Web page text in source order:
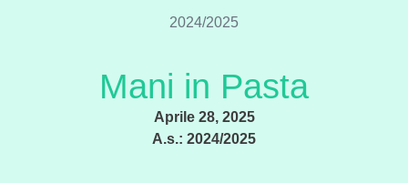
2024/2025
Mani in Pasta
Aprile 28, 2025
A.s.: 2024/2025